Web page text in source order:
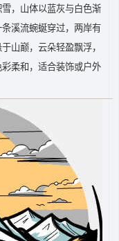
，山体以蓝灰与白色渐
溪流蜿蜒穿过，两岸有
山巅，云朵轻盈飘浮，
柔和，适合装饰或户外